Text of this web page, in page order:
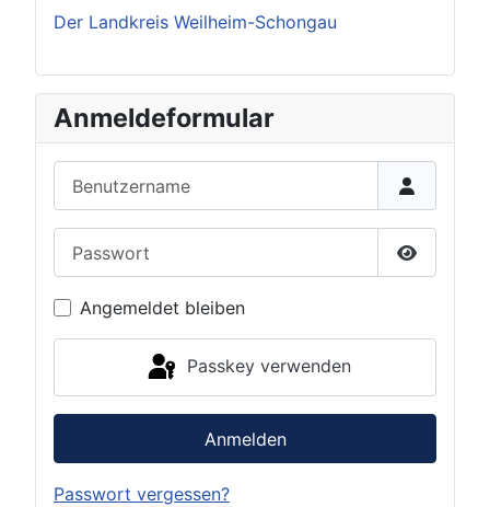
Der Landkreis Weilheim-Schongau
Anmeldeformular
Passwort
Angemeldet bleiben
Passkey verwenden
Anmelden
Passwort vergessen?